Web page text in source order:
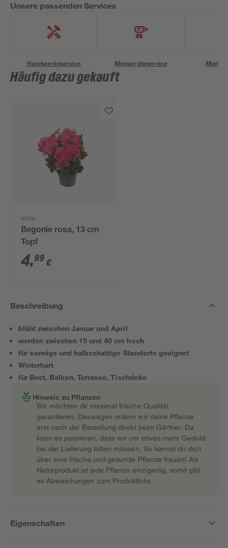
Unsere passenden Services
Handwerksservice Mietgeräteservice
Häufig dazu gekauft
toom
Begonie rosa, 13 cm
Topf
4,99 €
Beschreibung
blüht zwischen Januar und April
werden zwischen 15 und 40 cm hoch
für sonnige und halbschattige Standorte geeignet
Winterhart
für Beet, Balkon, Terrasse, Tischdeko
Hinweis zu Pflanzen
Wir möchten dir maximal frische Qualität
garantieren. Deswegen ordern wir deine Pflanze
erst nach der Bestellung direkt beim Gärtner. Da
kann es passieren, dass wir um etwas mehr Geduld
bei der Lieferung bitten müssen. So kannst du dich
über eine frische und gesunde Pflanze freuen! Als
Naturprodukt ist jede Pflanze einzigartig, somit gibt
es Abweichungen zum Produktfoto.
Eigenschaften